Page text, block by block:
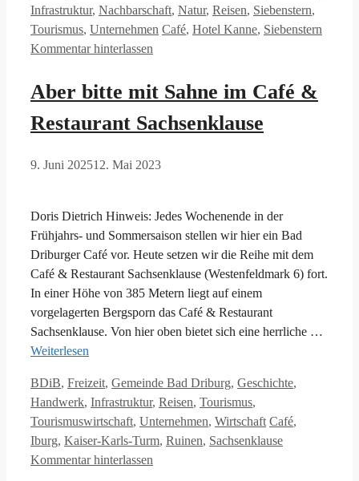
Infrastruktur, Nachbarschaft, Natur, Reisen, Siebenstern,
Tourismus, Unternehmen Schlagwörter
Café, Hotel Kanne, Siebenstern
Kommentar hinterlassen
Aber bitte mit Sahne im Café &
Restaurant Sachsenklause
9. Juni 202512. Mai 2023
Doris Dietrich Hinweis: Jedes Wochenende in der
Frühjahrs- und Sommersaison stellen wir hier ein Bad
Driburger Café vor. Heute setzen wir die Reihe mit dem
Café & Restaurant Sachsenklause (Westenfeldmark 6) fort.
In einer Höhe von 385 Metern liegt auf einem
vorgelagerten Bergsporn das Café & Restaurant
Sachsenklause. Von hier oben bietet sich eine herrliche …
Weiterlesen
Kategorien
BDiB, Freizeit, Gemeinde Bad Driburg, Geschichte,
Handwerk, Infrastruktur, Reisen, Tourismus,
Tourismuswirtschaft, Unternehmen, Wirtschaft Schlagwörter
Café,
Iburg, Kaiser-Karls-Turm, Ruinen, Sachsenklause
Kommentar hinterlassen